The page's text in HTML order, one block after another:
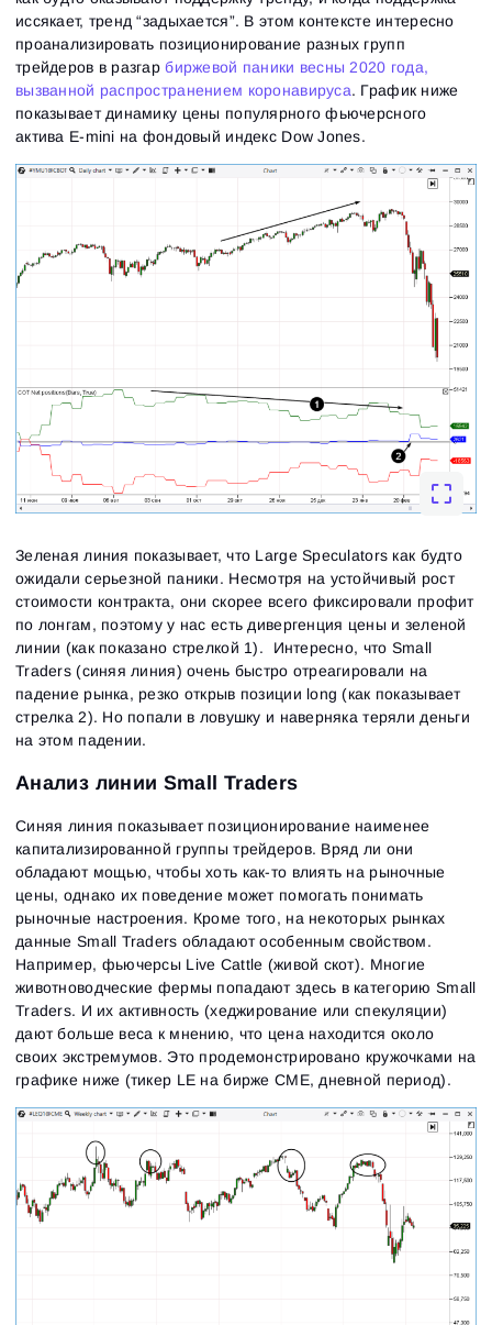
иссякает, тренд “задыхается”. В этом контексте интересно
проанализировать позиционирование разных групп
трейдеров в разгарбиржевой паники весны 2020 года,
вызванной распространением коронавируса. График ниже
показывает динамику цены популярного фьючерсного
актива E-mini на фондовый индекс Dow Jones.
Зеленая линия показывает, что Large Speculators как будто
ожидали серьезной паники. Несмотря на устойчивый рост
стоимости контракта, они скорее всего фиксировали профит
по лонгам, поэтому у нас есть дивергенция цены и зеленой
линии (как показано стрелкой 1). Интересно, что Small
Traders (синяя линия) очень быстро отреагировали на
падение рынка, резко открыв позиции long (как показывает
стрелка 2). Но попали в ловушку и наверняка теряли деньги
на этом падении.
Анализ линии Small Traders
Синяя линия показывает позиционирование наименее
капитализированной группы трейдеров. Вряд ли они
обладают мощью, чтобы хоть как-то влиять на рыночные
цены, однако их поведение может помогать понимать
рыночные настроения. Кроме того, на некоторых рынках
данные Small Traders обладают особенным свойством.
Например, фьючерсы Live Cattle (живой скот). Многие
животноводческие фермы попадают здесь в категорию Small
Traders. И их активность (хеджирование или спекуляции)
дают больше веса к мнению, что цена находится около
своих экстремумов. Это продемонстрировано кружочками на
графике ниже (тикер LE на бирже CME, дневной период).
Close Забыли пароль?
Войти
Нет учётной записи? Зарегистрироваться
Сбросить пароль
Зарегистрироваться
Уже есть учётная запись?Войти